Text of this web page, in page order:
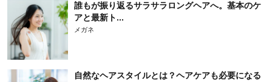
誰もが振り返るサラサラロングヘアへ。基本のケ
アと最新ト...
メガネ
自然なヘアスタイルとは？ヘアケアも必要になる